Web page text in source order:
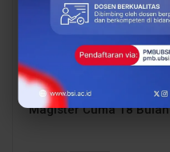
Kesempatan Emas Guru!
Beasiswa S2 hingga
75% di UBSI, Kuliah
Magister Cuma 18 Bulan